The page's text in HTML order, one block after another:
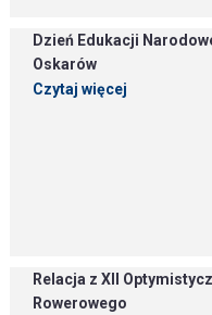
Dzień Edukacji
Oskarów
Czytaj więcej
Relacja z XII
Rowerowego